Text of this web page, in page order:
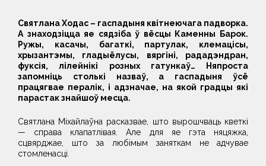
Святлана Ходас – гаспадыня квітнеючага падворка.
А знаходзіцца яе сядзіба ў вёсцы Каменны Барок.
Ружы, касачы, багаткі, партулак, клемацісы,
хрызантэмы, гладыёлусы, вяргіні, рададэндран,
фуксія, лілейнікі розных гатункаў… Няпроста
запомніць столькі назваў, а гаспадыня ўсё
працягвае пералік, і адзначае, на якой градцы які
парастак знайшоў месца.
Святлана Міхайлаўна расказвае, што вырошчваць кветкі
— справа клапатлівая. Але для яе гэта няцяжка,
сцвярджае, што за любімым заняткам не адчувае
стомленасці.